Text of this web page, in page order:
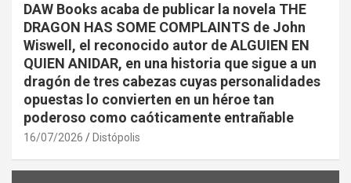
DAW Books acaba de publicar la novela THE
DRAGON HAS SOME COMPLAINTS de John
Wiswell, el reconocido autor de ALGUIEN EN
QUIEN ANIDAR, en una historia que sigue a un
dragón de tres cabezas cuyas personalidades
opuestas lo convierten en un héroe tan
poderoso como caóticamente entrañable
16/07/2026 Distópolis